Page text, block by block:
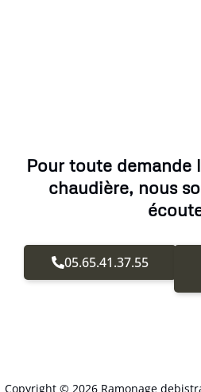
Pour toute demande
chaudière, nous
05.65.41.37.55
Copyright © 2026 Ramonage